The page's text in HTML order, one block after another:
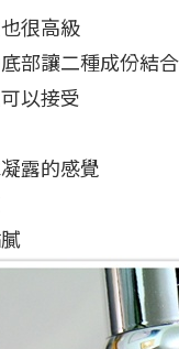
很高級
部讓二種成份結合
以接受
露的感覺